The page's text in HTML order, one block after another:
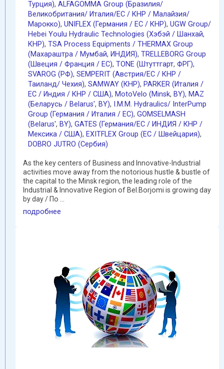
Турция), ALFAGOMMA Group (Бразилия/
Великобритания/ Италия/ЕС / КНР / Малайзия/
Марокко), UNIFLEX (Германия / EC / КНР), UGW Group/
Hebei Youlu Hydraulic Technologies (Хэбэй / Шанхай,
КНР), TSA Process Equipments / THERMAX Group
(Махараштра / Мумбай, ИНДИЯ), TRELLEBORG Group
(Швеция / Франция / ЕС), TONE (Штуттгарт, ФРГ),
SVAROG (РФ), SEMPERIT (Австрия/ЕС / КНР /
Таиланд/ Чехия), SAMWAY (КНР), PARKER (Италия /
ЕС / Индия / КНР / США), MotoVelo (Minsk, BY), MAZ
(Беларусь / Belarus', BY), I.M.M. Hydraulics/ InterPump
Group (Германия / Италия / ЕС), GOMSELMASH
(Belarus', BY), GATES (Германия/EC / ИНДИЯ / КНР /
Мексика / США), EXITFLEX Group (ЕС / Швейцария),
DOBRO JUTRO (Сербия)
As the key centers of Business and Innovative-Industrial
activities move away from the notorious hustle & bustle of
the capital to the Minsk region, the leading role of the
Industrial & Innovative Region of Bel.Borjomi is growing day
by day / По ...
подробнее